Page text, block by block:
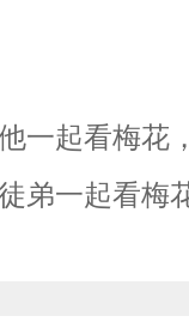
一起看梅花
弟一起看梅